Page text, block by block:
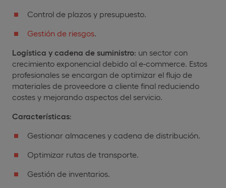
Control de plazos y presupuesto.
Gestión de riesgos
Logística y cadena de suministro: un sector con
crecimiento exponencial debido al e-commerce. Estos
profesionales se encargan de optimizar el flujo de
materiales de proveedore a cliente final reduciendo
costes y mejorando aspectos del servicio.
Características:
Gestionar almacenes y cadena de distribución.
Optimizar rutas de transporte.
Gestión de inventarios.